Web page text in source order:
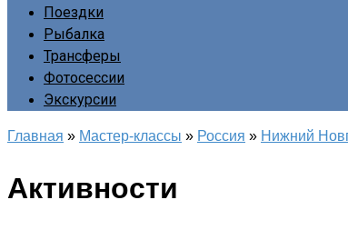
Поездки
Рыбалка
Трансферы
Фотосессии
Экскурсии
Главная » Мастер-классы » Россия » Нижний
Активности